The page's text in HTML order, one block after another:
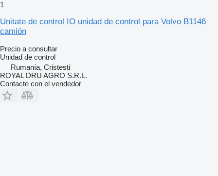
1
Unitate de control IO unidad de control para Volvo B1146
camión
Precio a consultar
Unidad de control
Rumanía, Cristesti
ROYAL DRU AGRO S.R.L.
Contacte con el vendedor